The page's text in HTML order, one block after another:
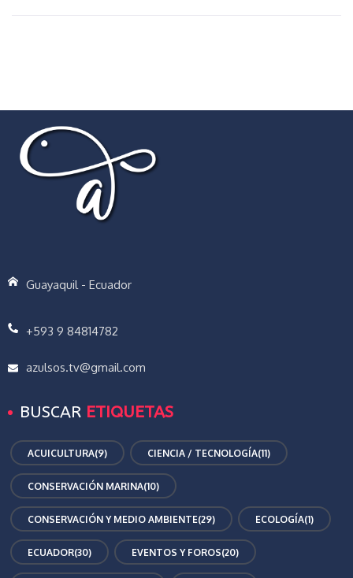
Guayaquil - Ecuador
+593 9 84814782
azulsos.tv@gmail.com
BUSCAR ETIQUETAS
ACUICULTURA(9) CIENCIA / TECNOLOGÍA(11)
CONSERVACIÓN MARINA(10)
CONSERVACIÓN Y MEDIO AMBIENTE(29) ECOLOGÍA(1)
ECUADOR(30) EVENTOS Y FOROS(20)